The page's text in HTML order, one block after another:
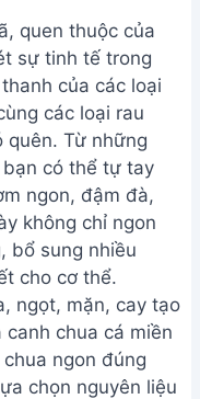
quen thuộc của
sự tinh tế trong
của các loại
các loại rau
quên. Từ những
có thể tự tay
ngon, đậm đà,
không chỉ ngon
bổ sung nhiều
cho cơ thể.
ngọt, mặn, cay tạo
chua cá miền
ngon đúng
chọn nguyên liệu